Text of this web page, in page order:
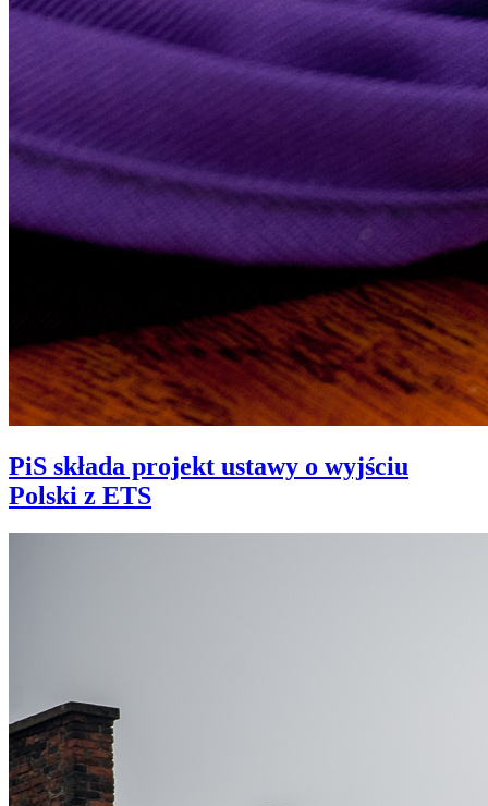
PiS składa projekt ustawy o wyjściu
Polski z ETS